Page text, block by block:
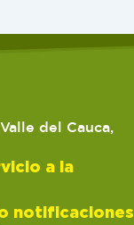
del Cauca,
a la
notificaciones